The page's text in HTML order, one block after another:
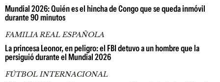
Mundial 2026: Quién es el hincha de Congo que se queda inmóvil
durante 90 minutos
FAMILIA REAL ESPAÑOLA
La princesa Leonor, en peligro: el FBI detuvo a un hombre que la
persiguió durante el Mundial 2026
FÚTBOL INTERNACIONAL